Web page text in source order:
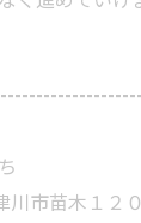
川市苗木１２